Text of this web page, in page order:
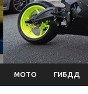
МОТО ГИБДД